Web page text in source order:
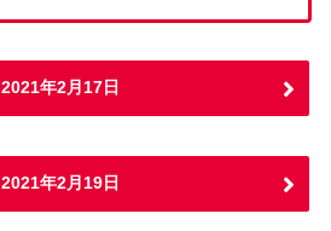
2021年2月17日
2021年2月19日